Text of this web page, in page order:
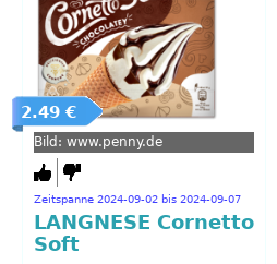
2.49 €
Bild: www.penny.de
Zeitspanne 2024-09-02 bis 2024-09-07
LANGNESE Cornetto
Soft